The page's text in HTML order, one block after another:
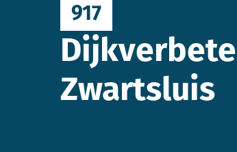
917
Zwartsluis